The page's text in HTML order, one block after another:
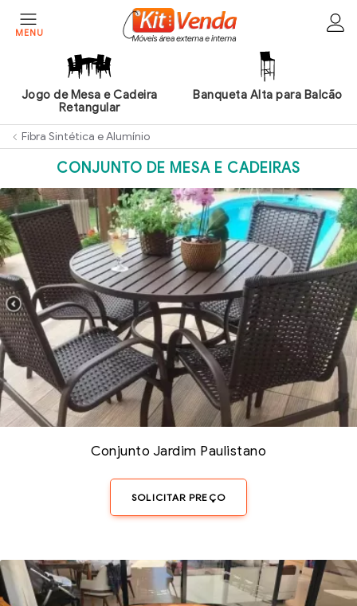
MENU
EMPRESA
PRODUTOS
CONTATO
DO
CLIENTE
Banqueta Alta para Balcão
Jogo de Mesa Redonda e
Fibra Sintética e Alumí­nio
CONJUNTO DE MESA E CADEIRAS
Conjunto Jardim Paulistano
SOLICITAR PREÇO